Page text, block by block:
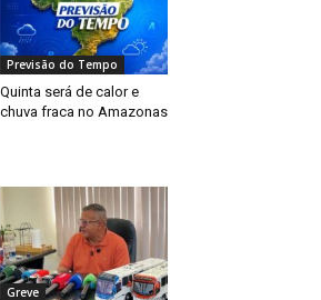
Previsão do Tempo
Quinta será de calor e
chuva fraca no Amazonas
Greve